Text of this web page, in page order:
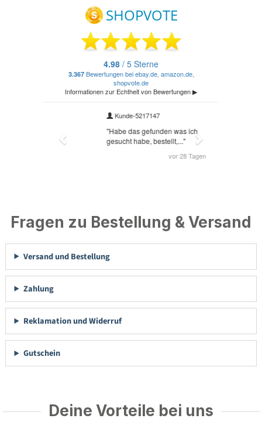
Fragen zu Bestellung & Versand
Versand und Bestellung
Zahlung
Reklamation und Widerruf
Gutschein
Deine Vorteile bei uns